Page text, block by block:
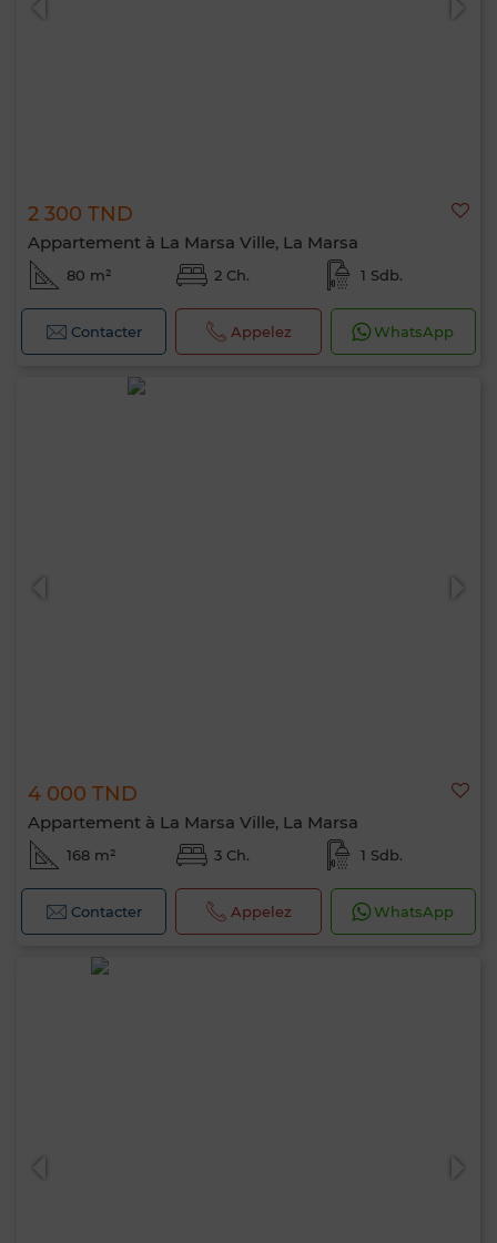
2 300 TND
Appartement à La Marsa Ville, La Marsa
80 m² 2 Ch. 1 Sdb.
Contacter Appelez WhatsApp
4 000 TND
Appartement à La Marsa Ville, La Marsa
168 m² 3 Ch. 1 Sdb.
Contacter Appelez WhatsApp